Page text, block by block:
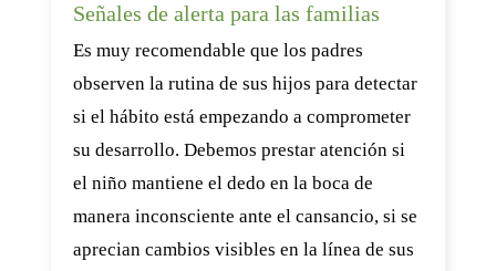
Señales de alerta para las familias
Es muy recomendable que los padres
observen la rutina de sus hijos para detectar
si el hábito está empezando a comprometer
su desarrollo. Debemos prestar atención si
el niño mantiene el dedo en la boca de
manera inconsciente ante el cansancio, si se
aprecian cambios visibles en la línea de sus